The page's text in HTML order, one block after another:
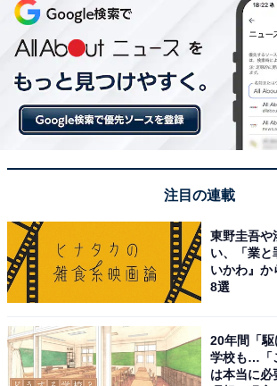
注目の連載
東野圭吾や
い、「業と
いかわ』か
8選
20年間「
学校も…「
は本当に必